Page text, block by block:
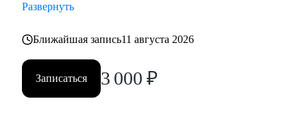
Развернуть
Ближайшая запись11 августа 2026
Записаться 3 000 ₽